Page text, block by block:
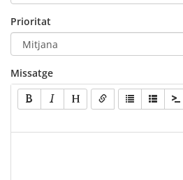
Prioritat
Missatge